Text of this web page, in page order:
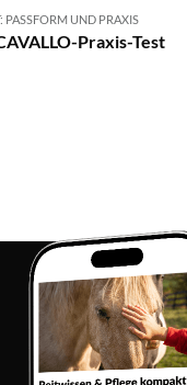
PASSFORM UND PRAXIS
Praxis-Test